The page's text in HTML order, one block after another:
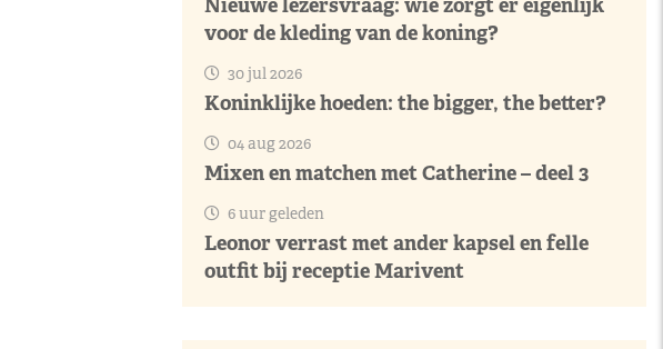
voor de kleding van de koning?
30 jul 2026
Koninklijke hoeden: the bigger, the better?
04 aug 2026
Mixen en matchen met Catherine – deel 3
6 uur geleden
Leonor verrast met ander kapsel en felle
outfit bij receptie Marivent